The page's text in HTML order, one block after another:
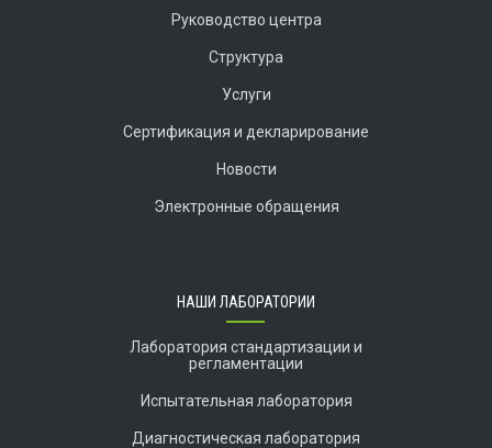
Руководство центра
Структура
Услуги
Сертификация и декларирование
Новости
Электронные обращения
НАШИ ЛАБОРАТОРИИ
Лаборатория стандартизации и
регламентации
Испытательная лаборатория
Диагностическая лаборатория